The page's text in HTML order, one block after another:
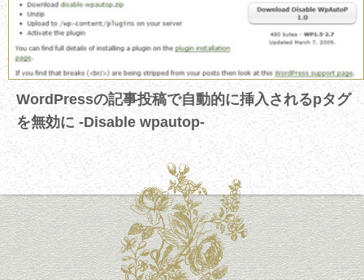
WordPressの記事投稿で自動的に挿入されるpタグ
を無効に -Disable wpautop-